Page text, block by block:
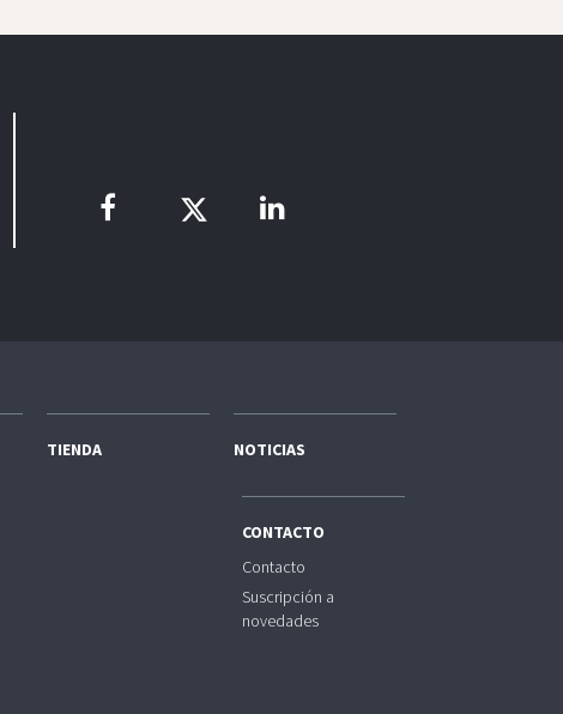
TIENDA NOTICIAS
CONTACTO
Contacto
Suscripción a
novedades